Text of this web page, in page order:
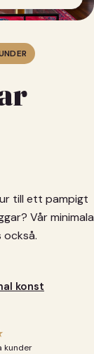
till ett pampigt
Vår minimala
också.
konst
kunder